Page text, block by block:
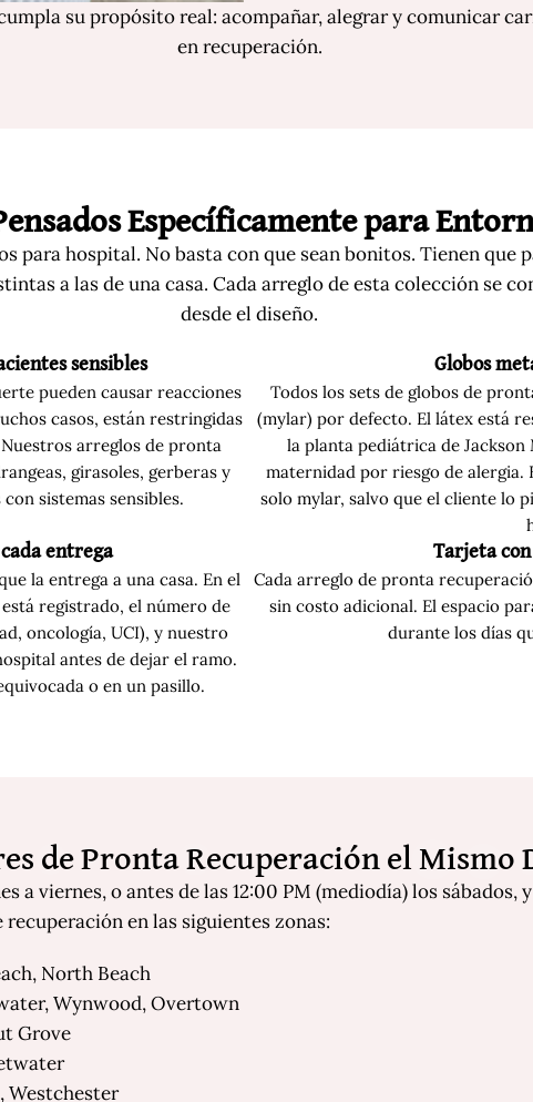
su propósito real: acompañar, alegrar y comunicar
en recuperación.
Específicamente para
para hospital. No basta con que sean bonitos. Tienen
a las de una casa. Cada arreglo de esta colección se
desde el diseño.
sensibles
pueden causar reacciones
casos, están restringidas
arreglos de pronta
girasoles, gerberas y
sistemas sensibles.
Globos
Todos los sets de globos de
(mylar) por defecto. El látex está
la planta pediátrica de Jackson
maternidad por riesgo de
solo mylar, salvo que el cliente lo
entrega
la entrega a una casa. En el
registrado, el número de
oncología, UCI), y nuestro
antes de dejar el ramo.
o en un pasillo.
Tarjeta
Cada arreglo de pronta
sin costo adicional. El espacio
durante los días
de Pronta Recuperación el Mismo
a viernes, o antes de las 12:00 PM (mediodía) los sábados,
en las siguientes zonas:
North Beach
Wynwood, Overtown
Grove
Westchester